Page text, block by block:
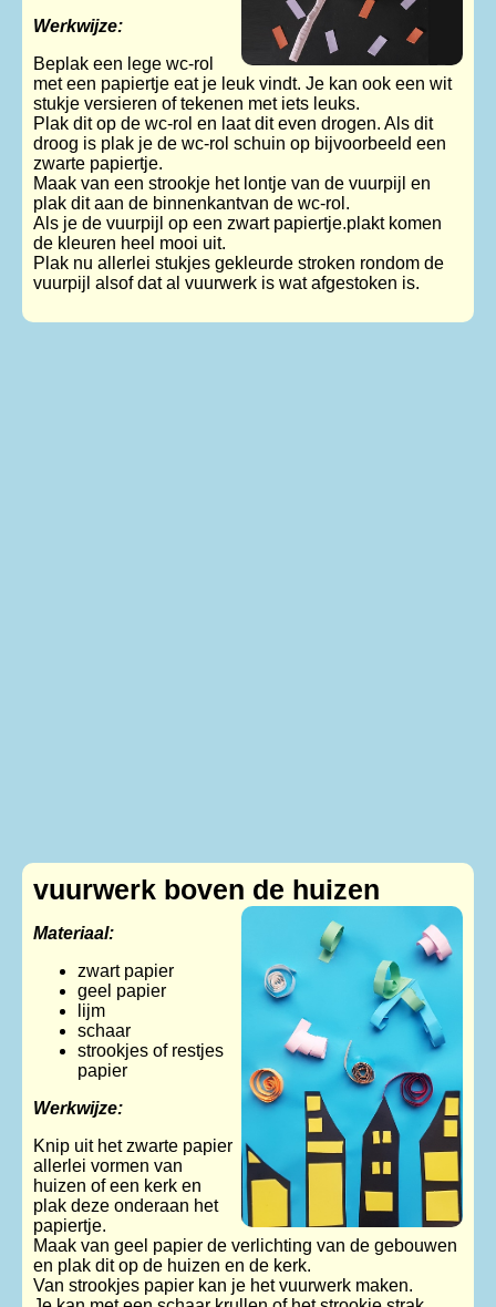
Werkwijze:
Beplak een lege wc-rol
met een papiertje eat je leuk vindt. Je kan ook een wit
stukje versieren of tekenen met iets leuks.
Plak dit op de wc-rol en laat dit even drogen. Als dit
droog is plak je de wc-rol schuin op bijvoorbeeld een
zwarte papiertje.
Maak van een strookje het lontje van de vuurpijl en
plak dit aan de binnenkantvan de wc-rol.
Als je de vuurpijl op een zwart papiertje.plakt komen
de kleuren heel mooi uit.
Plak nu allerlei stukjes gekleurde stroken rondom de
vuurpijl alsof dat al vuurwerk is wat afgestoken is.
vuurwerk boven de huizen
Materiaal:
zwart papier
geel papier
lijm
schaar
strookjes of restjes
papier
Werkwijze:
Knip uit het zwarte papier
allerlei vormen van
huizen of een kerk en
plak deze onderaan het
papiertje.
Maak van geel papier de verlichting van de gebouwen
en plak dit op de huizen en de kerk.
Van strookjes papier kan je het vuurwerk maken.